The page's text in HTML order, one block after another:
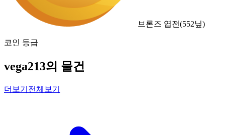
브론즈 엽전(552닢)
코인 등급
vega213의 물건
더보기 전체보기